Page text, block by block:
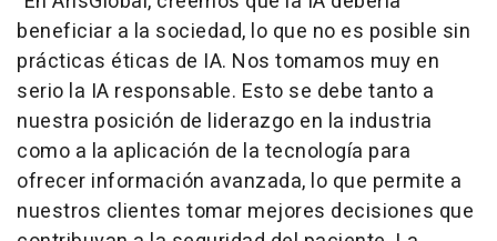
beneficiar a la sociedad, lo que no es posible sin
prácticas éticas de IA. Nos tomamos muy en
serio la IA responsable. Esto se debe tanto a
nuestra posición de liderazgo en la industria
como a la aplicación de la tecnología para
ofrecer información avanzada, lo que permite a
nuestros clientes tomar mejores decisiones que